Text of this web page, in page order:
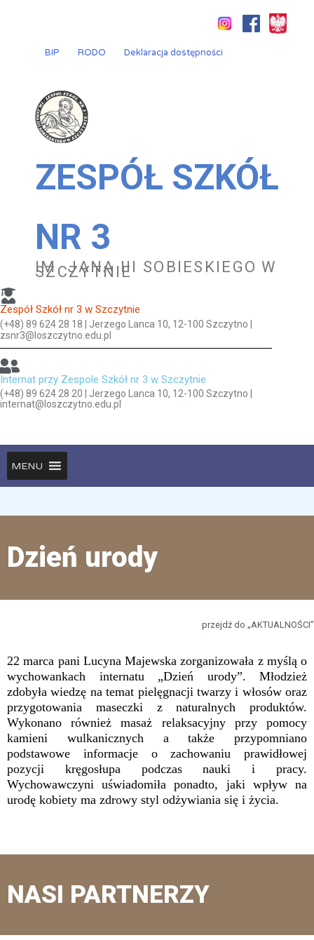
BIP
RODO Deklaracja dostępności
ZESPÓŁ SZKÓŁ
NR 3
IM. JANA III SOBIESKIEGO W
SZCZYTNIE
Zespół Szkół nr 3 w Szczytnie
(+48) 89 624 28 18 | Jerzego Lanca 10, 12-100 Szczytno |
zsnr3@loszczytno.edu.pl
Internat przy Zespole Szkół nr 3 w Szczytnie
(+48) 89 624 28 20 | Jerzego Lanca 10, 12-100 Szczytno |
internat@loszczytno.edu.pl
MENU
Dzień urody
przejdź do „AKTUALNOŚCI”
22 marca pani Lucyna Majewska zorganizowała z myślą o
wychowankach internatu „Dzień urody”. Młodzież
zdobyła wiedzę na temat pielęgnacji twarzy i włosów oraz
przygotowania maseczki z naturalnych produktów.
Wykonano również masaż relaksacyjny przy pomocy
kamieni wulkanicznych a także przypomniano
podstawowe informacje o zachowaniu prawidłowej
pozycji kręgosłupa podczas nauki i pracy.
Wychowawczyni uświadomiła ponadto, jaki wpływ na
urodę kobiety ma zdrowy styl odżywiania się i życia.
NASI PARTNERZY